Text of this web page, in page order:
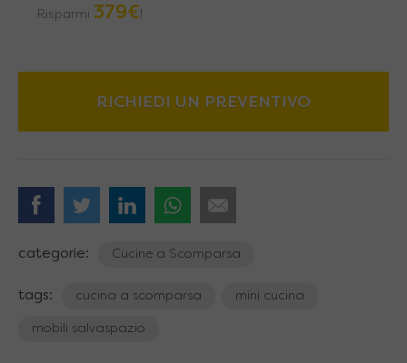
Risparmi 379€!
RICHIEDI UN PREVENTIVO
categorie: Cucine a Scomparsa
tags: cucina a scomparsa mini cucina
mobili salvaspazio